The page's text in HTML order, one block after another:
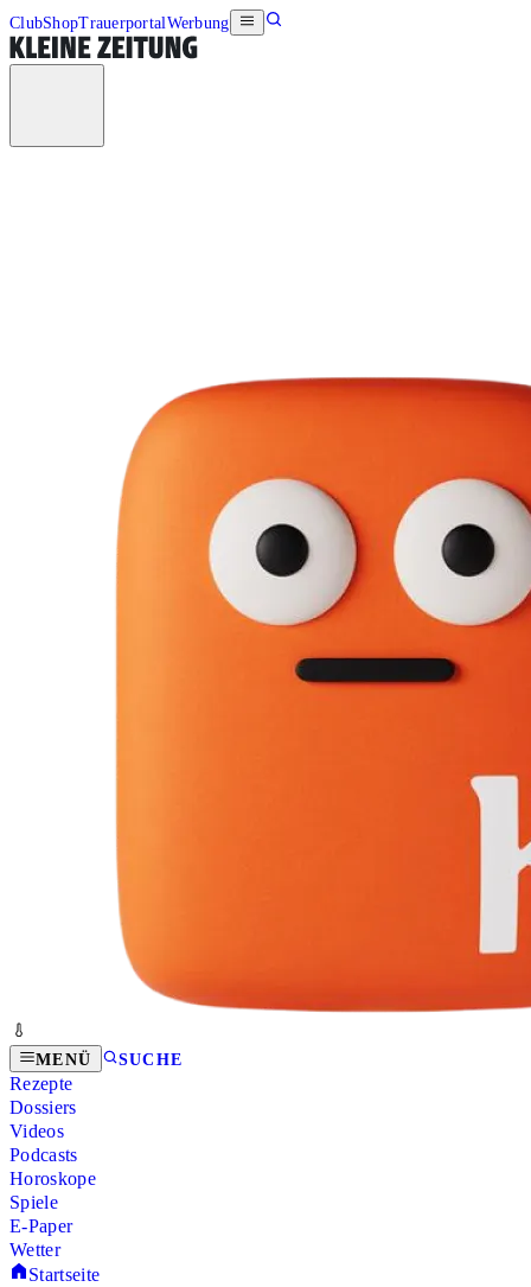
ClubShopTrauerportalWerbung
MENÜ SUCHE
Rezepte
Dossiers
Videos
Podcasts
Horoskope
Spiele
E-Paper
Wetter
Startseite